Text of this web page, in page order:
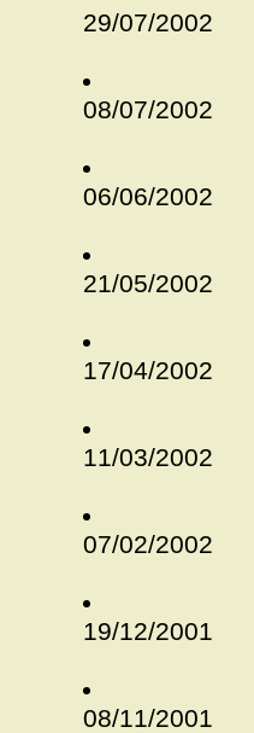
29/07/2002
08/07/2002
06/06/2002
21/05/2002
17/04/2002
11/03/2002
07/02/2002
19/12/2001
08/11/2001